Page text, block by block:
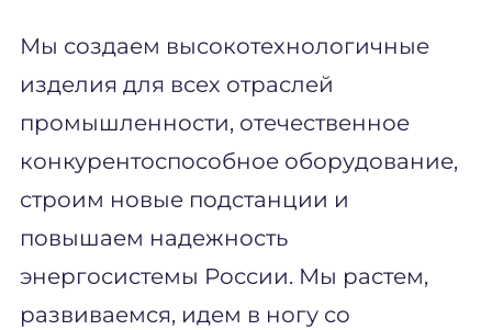
Мы создаем высокотехнологичные
изделия для всех отраслей
промышленности, отечественное
конкурентоспособное оборудование,
строим новые подстанции и
повышаем надежность
энергосистемы России. Мы растем,
развиваемся, идем в ногу со